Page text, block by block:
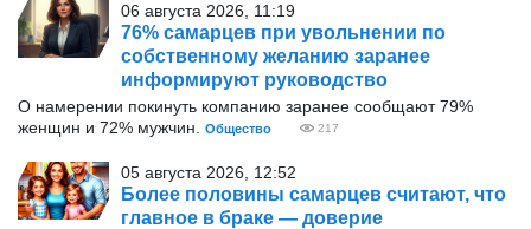
06 августа 2026, 11:19
76% самарцев при увольнении по
собственному желанию заранее
информируют руководство
О намерении покинуть компанию заранее сообщают 79%
женщин и 72% мужчин.
Общество 217
05 августа 2026, 12:52
Более половины самарцев считают, что
главное в браке — доверие